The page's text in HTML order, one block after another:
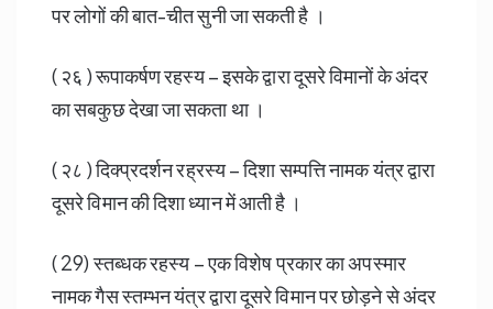
पर लोगों की बात-चीत सुनी जा सकती है ।
( २६ ) रूपाकर्षण रहस्य – इसके द्वारा दूसरे विमानों के अंदर
का सबकुछ देखा जा सकता था ।
( २८ ) दिक्प्रदर्शन रह्रस्य – दिशा सम्पत्ति नामक यंत्र द्वारा
दूसरे विमान की दिशा ध्यान में आती है ।
( 29) स्तब्धक रहस्य – एक विशेष प्रकार का अपस्मार
नामक गैस स्तम्भन यंत्र द्वारा दूसरे विमान पर छोड़ने से अंदर